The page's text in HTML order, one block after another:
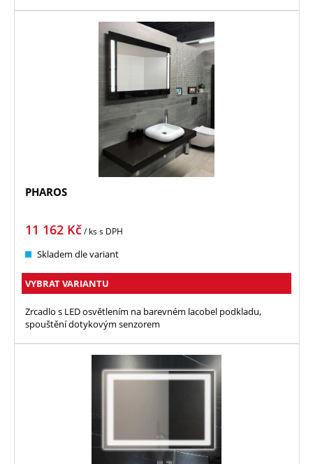
PHAROS
11 162 Kč/ kss DPH
Skladem dle variant
VYBRAT VARIANTU
Zrcadlo s LED osvětlením na barevném lacobel podkladu,
spouštění dotykovým senzorem